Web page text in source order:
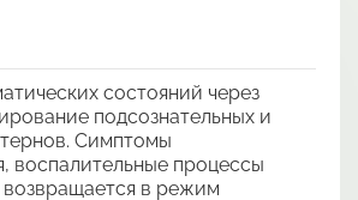
состояний через
подсознательных и
Симптомы
воспалительные процессы
возвращается в режим